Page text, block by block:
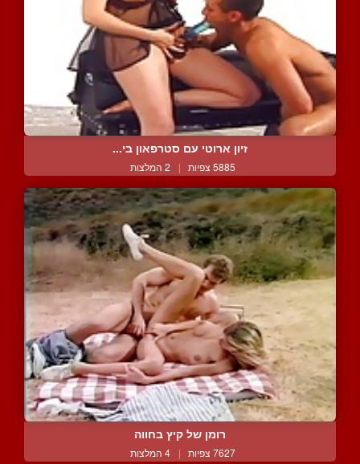
זיון ארוטי עם סטרפאון בי...
5885 צפיות | 2 המלצות
רומן של קיץ בחווה
7627 צפיות | 4 המלצות